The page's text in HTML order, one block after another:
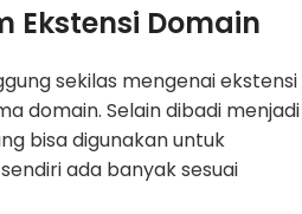
Domain
sekilas mengenai ekstensi
domain. Selain dibadi menjadi
bisa digunakan untuk
ada banyak sesuai